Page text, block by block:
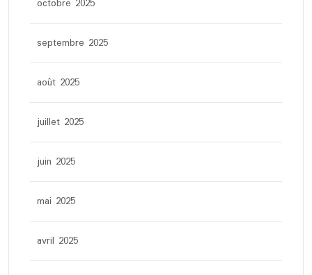
octobre 2025
septembre 2025
août 2025
juillet 2025
juin 2025
mai 2025
avril 2025